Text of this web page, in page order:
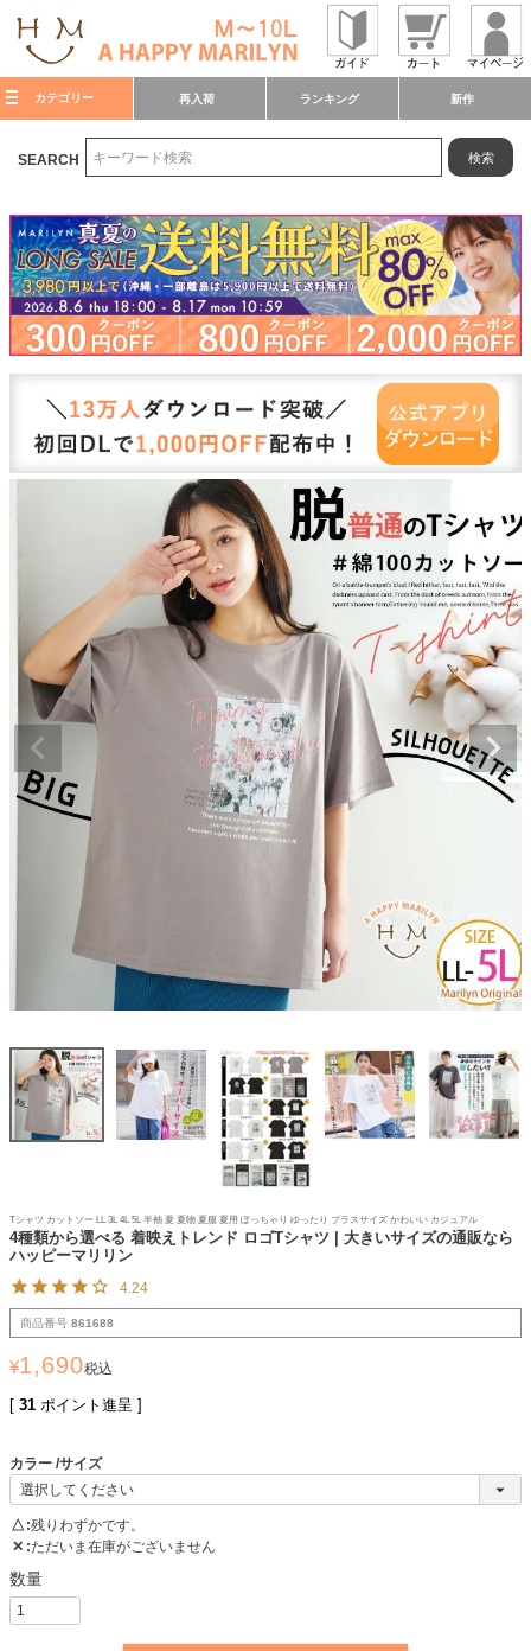
カテゴリー 再入荷 ランキング 新作
SEARCH 検索
Tシャツ カットソー LL 3L 4L 5L 半袖 夏 夏物 夏服 夏用 ぽっちゃり ゆったり プラスサイズ かわいい カジュアル
4種類から選べる 着映えトレンド ロゴTシャツ | 大きいサイズの通販なら
ハッピーマリリン
4.24
商品番号 861688
¥1,690税込
[ 31 ポイント進呈 ]
カラー サイズ
△ 残りわずかです。
✕ ただいま在庫がございません